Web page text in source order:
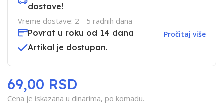
dostave!
Vreme dostave: 2 - 5 radnih dana
Povrat u roku od 14 dana
Pročitaj više
Artikal je dostupan.
Cena je iskazana u dinarima, po komadu.
69,00 RSD